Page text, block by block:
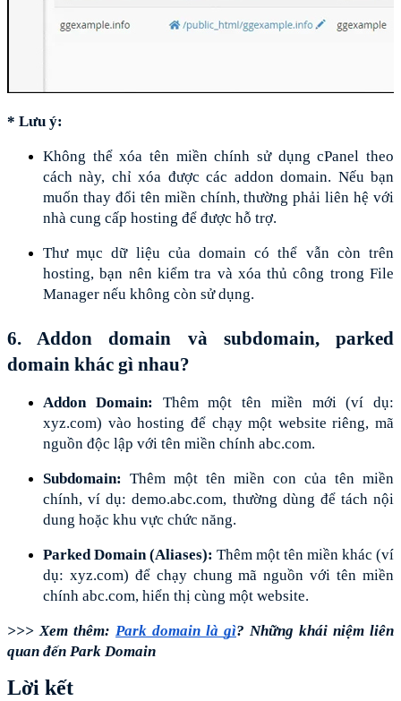
* Lưu ý:
Không thể xóa tên miền chính sử dụng cPanel theo
cách này, chỉ xóa được các addon domain. Nếu bạn
muốn thay đổi tên miền chính, thường phải liên hệ với
nhà cung cấp hosting để được hỗ trợ.
Thư mục dữ liệu của domain có thể vẫn còn trên
hosting, bạn nên kiểm tra và xóa thủ công trong File
Manager nếu không còn sử dụng.
6. Addon domain và subdomain, parked
domain khác gì nhau?
Addon Domain: Thêm một tên miền mới (ví dụ:
xyz.com) vào hosting để chạy một website riêng, mã
nguồn độc lập với tên miền chính abc.com.
Subdomain: Thêm một tên miền con của tên miền
chính, ví dụ: demo.abc.com, thường dùng để tách nội
dung hoặc khu vực chức năng.
Parked Domain (Aliases): Thêm một tên miền khác (ví
dụ: xyz.com) để chạy chung mã nguồn với tên miền
chính abc.com, hiển thị cùng một website.
>>> Xem thêm: Park domain là gì? Những khái niệm liên
quan đến Park Domain
Lời kết